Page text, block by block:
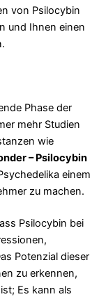
von Psilocybin
und Ihnen einen
Phase der
mehr Studien
wie
– Psilocybin
einem
zu machen.
Psilocybin bei
Potenzial dieser
zu erkennen,
Es kann als